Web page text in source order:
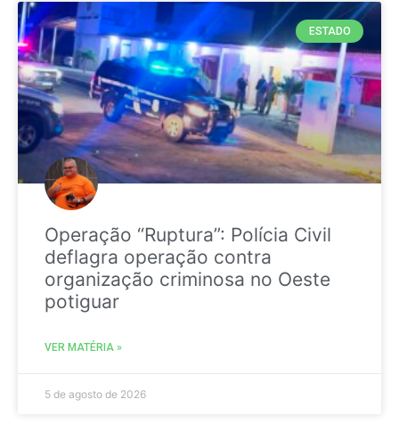
ESTADO
Operação “Ruptura”: Polícia Civil
deflagra operação contra
organização criminosa no Oeste
potiguar
VER MATÉRIA »
5 de agosto de 2026